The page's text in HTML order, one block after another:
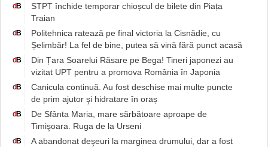
dB
STPT închide temporar chioșcul de bilete din Piața
Traian
dB
Politehnica ratează pe final victoria la Cisnădie, cu
Șelimbăr! La fel de bine, putea să vină fără punct acasă
dB
Din Țara Soarelui Răsare pe Bega! Tineri japonezi au
vizitat UPT pentru a promova România în Japonia
dB
Canicula continuă. Au fost deschise mai multe puncte
de prim ajutor şi hidratare în oraș
dB
De Sfânta Maria, mare sărbătoare aproape de
Timişoara. Ruga de la Urseni
dB
A abandonat deşeuri la marginea drumului, dar a fost